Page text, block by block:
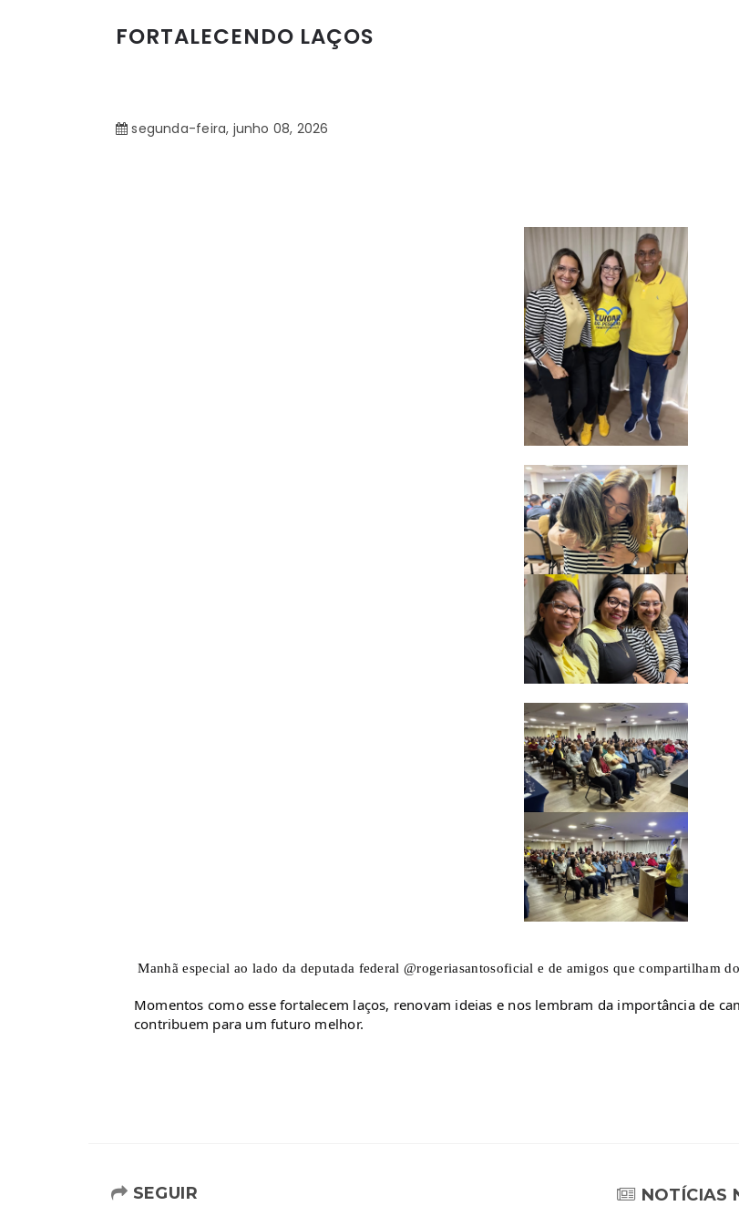
FORTALECENDO LAÇOS
segunda-feira, junho 08, 2026
Manhã especial ao lado da deputada federal @rogeriasantosoficial e de amigos que compartilham
Momentos como esse fortalecem laços, renovam ideias e nos lembram da importância de
contribuem para um futuro melhor.
SEGUIR NOTÍCIAS